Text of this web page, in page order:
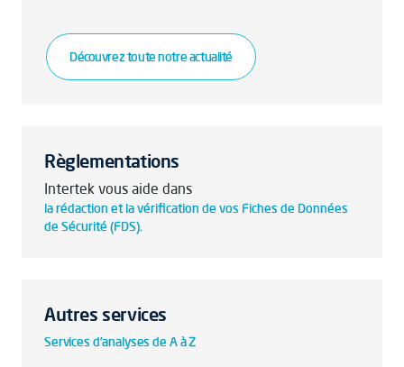
Découvrez toute notre actualité
Règlementations
Intertek vous aide dans
la rédaction et la vérification de vos Fiches de Données
de Sécurité (FDS).
Autres services
Services d'analyses de A à Z